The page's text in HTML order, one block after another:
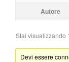
Autore
Stai visualizzando
Devi essere